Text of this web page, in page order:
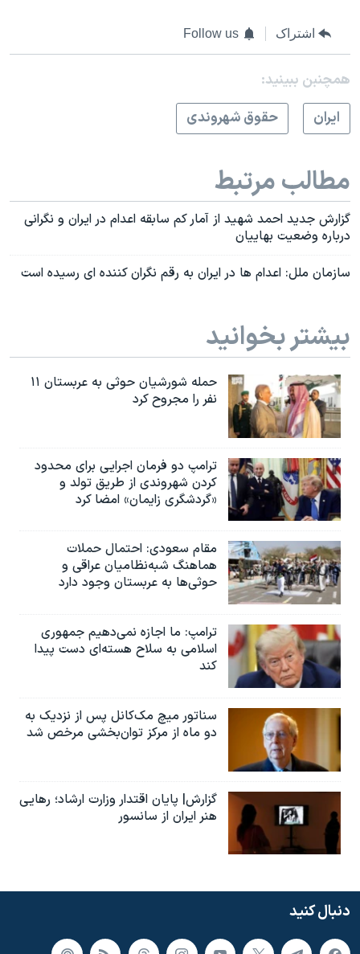
اشتراک Follow us
همچنبن ببینید:
ايران
حقوق شهروندی
مطالب مرتبط
گزارش جدید احمد شهید از آمار کم سابقه اعدام در ایران و نگرانی
درباره وضعیت بهاییان
سازمان ملل: اعدام ها در ایران به رقم نگران کننده ای رسیده است
بیشتر بخوانید
حمله شورشیان حوثی به عربستان ۱۱
نفر را مجروح کرد
ترامپ دو فرمان اجرایی برای محدود
کردن شهروندی از طریق تولد و
«گردشگری زایمان» امضا کرد
مقام سعودی: احتمال حملات
هماهنگ شبه‌نظامیان عراقی و
حوثی‌ها به عربستان وجود دارد
ترامپ: ما اجازه نمی‌دهیم جمهوری
اسلامی به سلاح هسته‌ای دست پیدا
کند
سناتور میچ مک‌کانل پس از نزدیک به
دو ماه از مرکز توان‌بخشی مرخص شد
گزارش| پایان اقتدار وزارت ارشاد؛ رهایی
هنر ایران از سانسور
دنبال کنید